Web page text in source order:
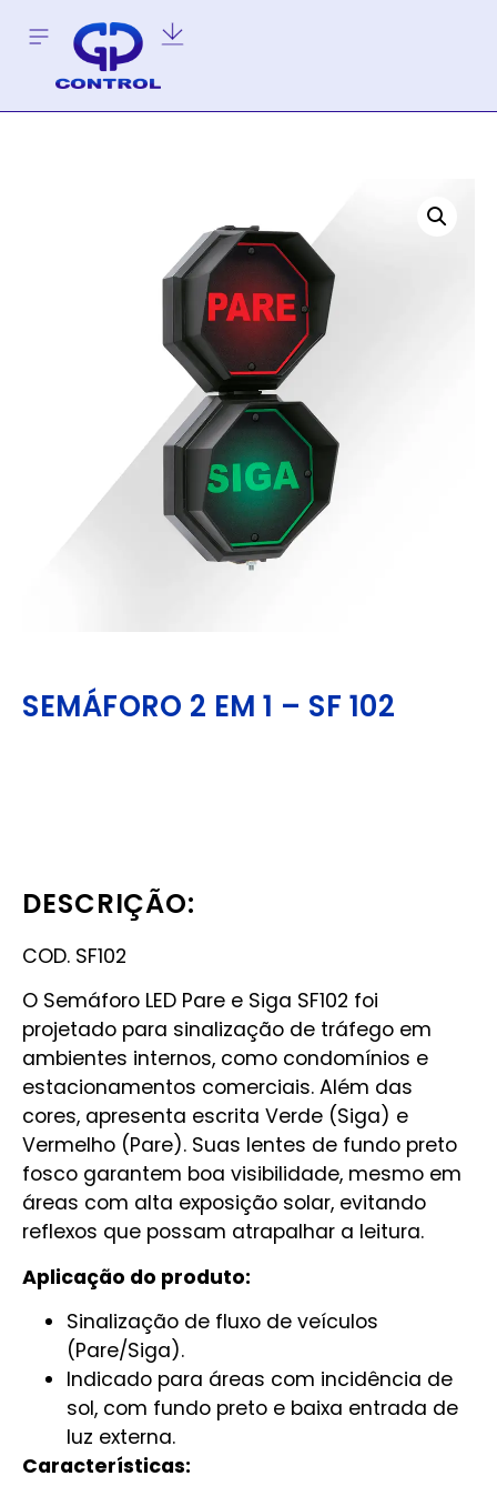
SEMÁFORO 2 EM 1 – SF 102
DESCRIÇÃO:
COD. SF102
O Semáforo LED Pare e Siga SF102 foi
projetado para sinalização de tráfego em
ambientes internos, como condomínios e
estacionamentos comerciais. Além das
cores, apresenta escrita Verde (Siga) e
Vermelho (Pare). Suas lentes de fundo preto
fosco garantem boa visibilidade, mesmo em
áreas com alta exposição solar, evitando
reflexos que possam atrapalhar a leitura.
Aplicação do produto:
Sinalização de fluxo de veículos
(Pare/Siga).
Indicado para áreas com incidência de
sol, com fundo preto e baixa entrada de
luz externa.
Características: